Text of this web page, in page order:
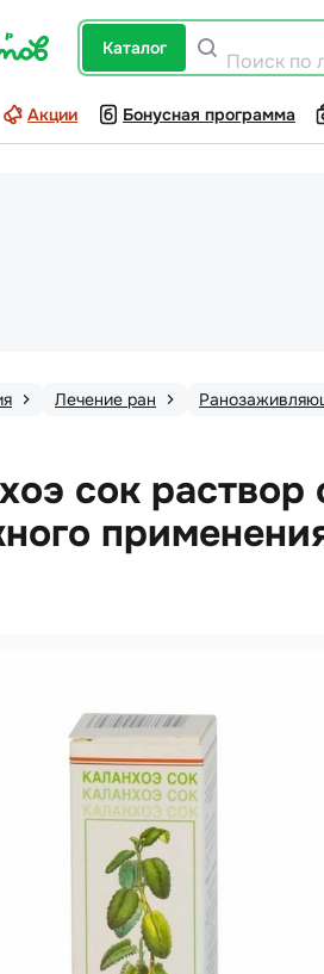
каталог
Поиск по
Акции Бонусная программа
Лечение ран
сок